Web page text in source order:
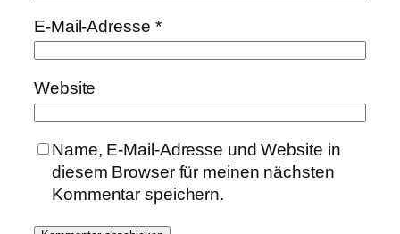
E-Mail-Adresse *
Website
Name, E-Mail-Adresse und Website in
diesem Browser für meinen nächsten
Kommentar speichern.